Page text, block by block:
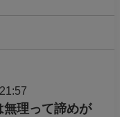
理って諦めが